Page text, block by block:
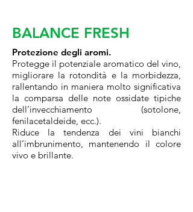
BALANCE FRESH
Protezione degli aromi.
Protegge il potenziale aromatico del vino,
migliorare la rotondità e la morbidezza,
rallentando in maniera molto significativa
la comparsa delle note ossidate tipiche
dell’invecchiamento (sotolone,
fenilacetaldeide, ecc.).
Riduce la tendenza dei vini bianchi
all’imbrunimento, mantenendo il colore
vivo e brillante.